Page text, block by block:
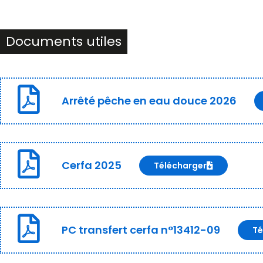
Documents utiles
Arrêté pêche en eau douce 2026
Cerfa 2025 Télécharger
PC transfert cerfa n°13412-09